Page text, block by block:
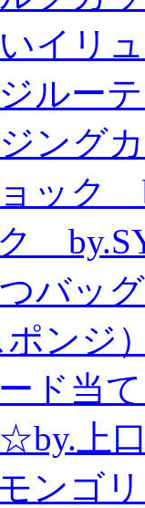
イリ
ルー
ング
ック
バッ
ポン
ド当
上
ンゴ